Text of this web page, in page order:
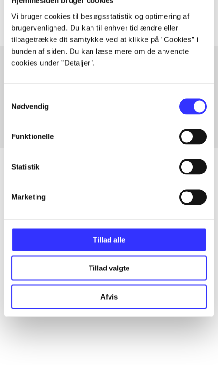
Vi bruger cookies til besøgsstatistik og optimering af
brugervenlighed. Du kan til enhver tid ændre eller
tilbagetrække dit samtykke ved at klikke på ”Cookies” i
bunden af siden. Du kan læse mere om de anvendte
cookies under ”Detaljer”.
Nødvendig
Funktionelle
Statistik
Marketing
Tillad alle
Tillad valgte
Afvis
Artikler